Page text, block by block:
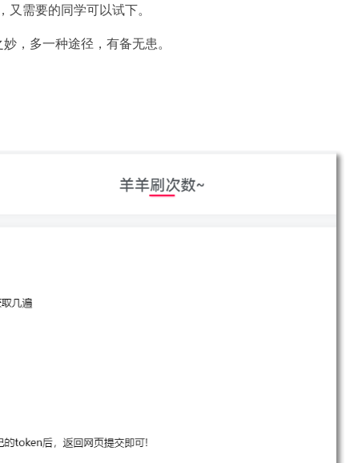
需要的同学可以试下。
，多一种途径，有备无患。